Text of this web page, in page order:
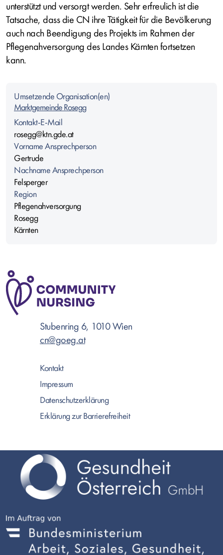
Umsetzende Organisation(en)
Marktgemeinde Rosegg
Kontakt-E-Mail
rosegg@ktn.gde.at
Vorname Ansprechperson
Gertrude
Nachname Ansprechperson
Felsperger
Region
Pflegenahversorgung
Rosegg
Kärnten
unterstützt und versorgt werden. Sehr erfreulich ist die
Tatsache, dass die CN ihre Tätigkeit für die Bevölkerung
auch nach Beendigung des Projekts im Rahmen der
Pflegenahversorgung des Landes Kärnten fortsetzen
kann.
Stubenring 6, 1010 Wien
cn@goeg.at
Kontakt
Impressum
Datenschutzerklärung
Erklärung zur Barrierefreiheit